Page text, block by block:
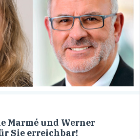
Marmé und Werner
Sie erreichbar!